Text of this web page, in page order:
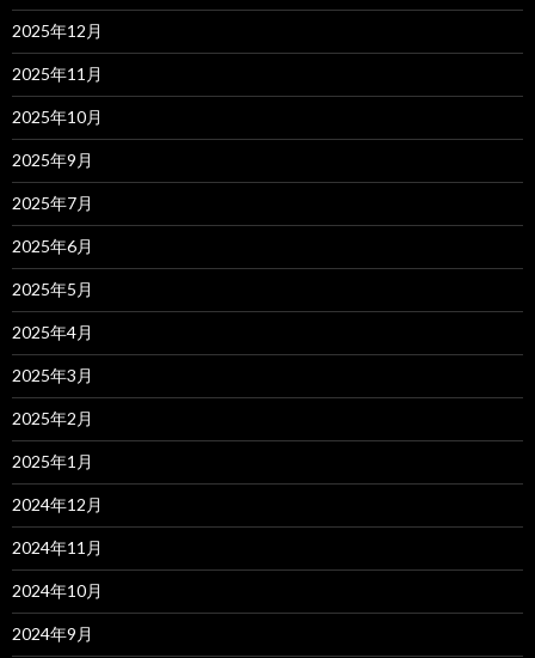
2025年12月
2025年11月
2025年10月
2025年9月
2025年7月
2025年6月
2025年5月
2025年4月
2025年3月
2025年2月
2025年1月
2024年12月
2024年11月
2024年10月
2024年9月